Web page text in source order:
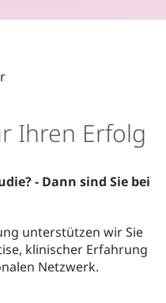
Ihren Erfolg
- Dann sind Sie bei
unterstützen wir Sie
klinischer Erfahrung
Netzwerk.